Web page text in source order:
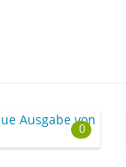
0